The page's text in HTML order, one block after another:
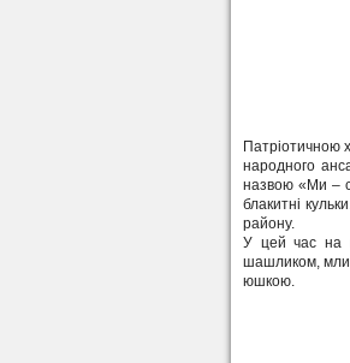
Патріотичною
народного
назвою «Ми –
блакитні
району.
У цей час на
шашликом,
юшкою.